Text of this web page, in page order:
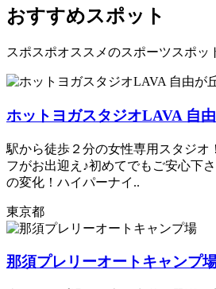
おすすめスポット
スポスポオススメのスポーツスポッ
ホットヨガスタジオLAVA 自
駅から徒歩２分の女性専用スタジオ
フがお出迎え♪初めてでもご安心下
の変化！ハイパーナイ..
東京都
那須プレリーオートキャンプ